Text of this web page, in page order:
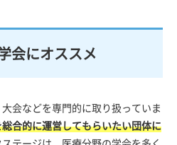
会にオススメ
会などを専門的に取り扱っていま
合的に運営してもらいたい団体に